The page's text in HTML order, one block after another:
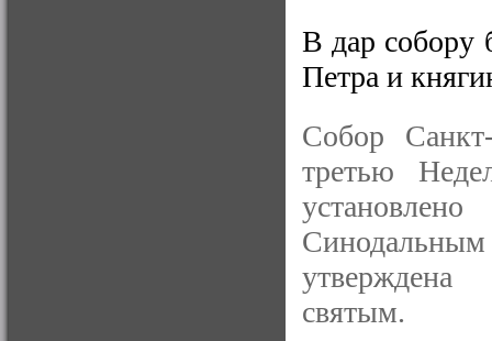
В дар собору
Петра и
Собор
третью
утверждена
святым.